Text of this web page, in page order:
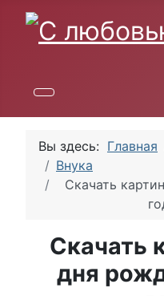
Вы здесь: Главная
Внука
Скачать
Скачать
дня